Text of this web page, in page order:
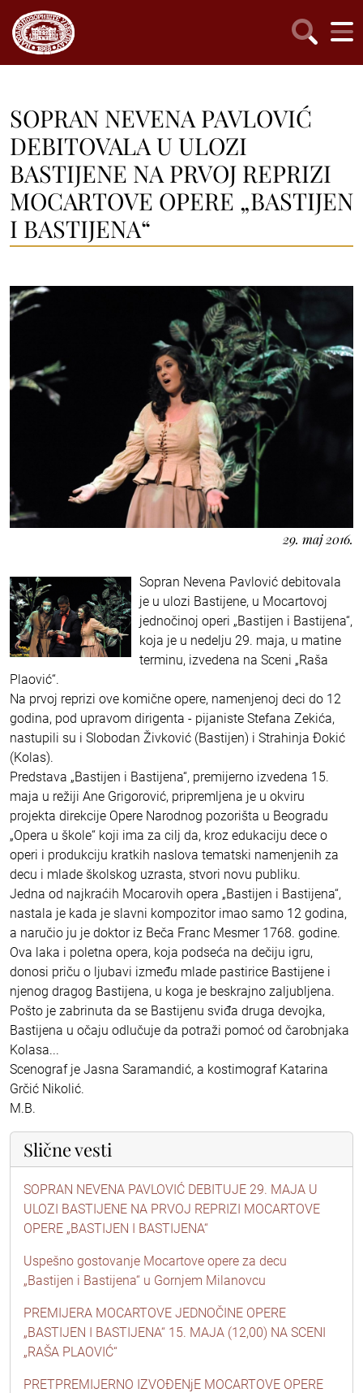
SOPRAN NEVENA PAVLOVIĆ
DEBITOVALA U ULOZI
BASTIJENE NA PRVOJ REPRIZI
MOCARTOVE OPERE „BASTIJEN
I BASTIJENA“
29. maj 2016.
Sopran Nevena Pavlović debitovala
je u ulozi Bastijene, u Mocartovoj
jednočinoj operi „Bastijen i Bastijena“,
koja je u nedelju 29. maja, u matine
terminu, izvedena na Sceni „Raša
Plaović“.
Na prvoj reprizi ove komične opere, namenjenoj deci do 12
godina, pod upravom dirigenta - pijaniste Stefana Zekića,
nastupili su i Slobodan Živković (Bastijen) i Strahinja Đokić
(Kolas).
Predstava „Bastijen i Bastijena“, premijerno izvedena 15.
maja u režiji Ane Grigorović, pripremljena je u okviru
projekta direkcije Opere Narodnog pozorišta u Beogradu
„Opera u škole“ koji ima za cilj da, kroz edukaciju dece o
operi i produkciju kratkih naslova tematski namenjenih za
decu i mlade školskog uzrasta, stvori novu publiku.
Jedna od najkraćih Mocarovih opera „Bastijen i Bastijena“,
nastala je kada je slavni kompozitor imao samo 12 godina,
a naručio ju je doktor iz Beča Franc Mesmer 1768. godine.
Ova laka i poletna opera, koja podseća na dečiju igru,
donosi priču o ljubavi između mlade pastirice Bastijene i
njenog dragog Bastijena, u koga je beskrajno zaljubljena.
Pošto je zabrinuta da se Bastijenu sviđa druga devojka,
Bastijena u očaju odlučuje da potraži pomoć od čarobnjaka
Kolasa...
Scenograf je Jasna Saramandić, a kostimograf Katarina
Grčić Nikolić.
M.B.
Slične vesti
SOPRAN NEVENA PAVLOVIĆ DEBITUJE 29. MAJA U
ULOZI BASTIJENE NA PRVOJ REPRIZI MOCARTOVE
OPERE „BASTIJEN I BASTIJENA“
Uspešno gostovanje Mocartove opere za decu
„Bastijen i Bastijena“ u Gornjem Milanovcu
PREMIJERA MOCARTOVE JEDNOČINE OPERE
„BASTIJEN I BASTIJENA“ 15. MAJA (12,00) NA SCENI
„RAŠA PLAOVIĆ“
PRETPREMIJERNO IZVOĐENjE MOCARTOVE OPERE